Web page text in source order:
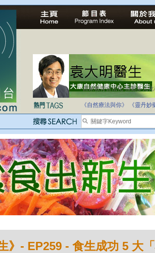
自家教育合法化-推動多元
《自然療法與你》 《靈丹妙
》- EP259 - 食生成功 5 大